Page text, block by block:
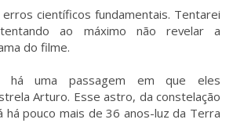
erros científicos fundamentais. Tentarei
ao máximo não revelar a
do filme.
há uma passagem em que eles
Arturo. Esse astro, da constelação
há pouco mais de 36 anos-luz da Terra